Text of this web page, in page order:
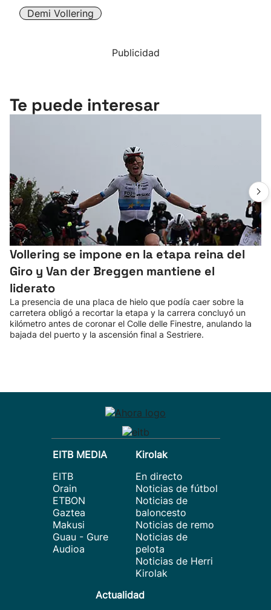
Demi Vollering
Publicidad
Te puede interesar
Vollering se impone en la etapa reina del
Giro y Van der Breggen mantiene el
liderato
La presencia de una placa de hielo que podía caer sobre la
carretera obligó a recortar la etapa y la carrera concluyó un
kilómetro antes de coronar el Colle delle Finestre, anulando la
bajada del puerto y la ascensión final a Sestriere.
EITB MEDIA
EITB
Orain
ETBON
Gaztea
Makusi
Guau - Gure
Audioa
Kirolak
En directo
Noticias de fútbol
Noticias de
baloncesto
Noticias de remo
Noticias de
pelota
Noticias de Herri
Kirolak
Actualidad